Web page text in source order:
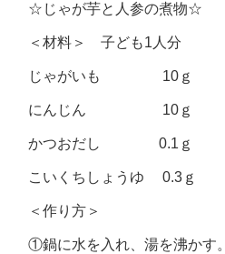
☆じゃが芋と人参の煮物☆
＜材料＞ 子ども1人分
じゃがいも 10ｇ
にんじん 10ｇ
かつおだし 0.1ｇ
こいくちしょうゆ 0.3ｇ
＜作り方＞
①鍋に水を入れ、湯を沸かす。